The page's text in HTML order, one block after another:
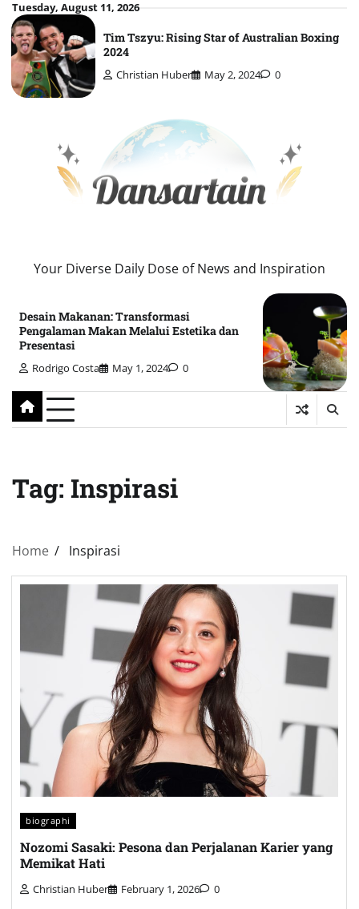
Skip
to
content
Tuesday, August 11, 2026
Tim Tszyu: Rising Star of Australian Boxing
2024
Christian Huber May 2, 2024 0
Your Diverse Daily Dose of News and Inspiration
Desain Makanan: Transformasi
Pengalaman Makan Melalui Estetika dan
Presentasi
Rodrigo Costa May 1, 2024 0
Tag: Inspirasi
Home Inspirasi
biographi
Nozomi Sasaki: Pesona dan Perjalanan Karier yang
Memikat Hati
Christian Huber February 1, 2026 0